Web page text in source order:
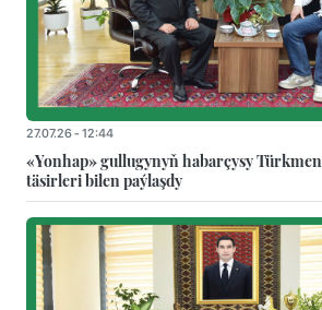
27.07.26 - 12:44
«Yonhap» gullugynyň habarçysy
täsirleri bilen paýlaşdy